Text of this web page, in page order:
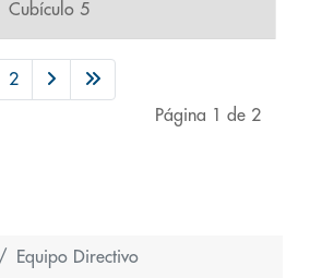
Cubículo 5
Página 1 de 2
2
Equipo Directivo